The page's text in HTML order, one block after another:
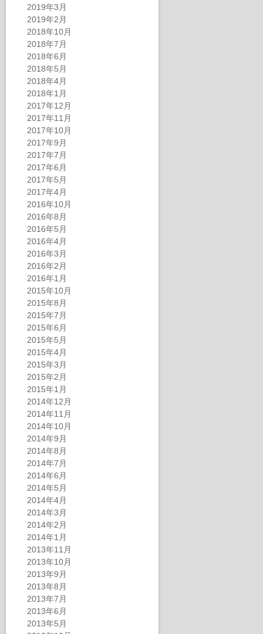
2019年3月
2019年2月
2018年10月
2018年7月
2018年6月
2018年5月
2018年4月
2018年1月
2017年12月
2017年11月
2017年10月
2017年9月
2017年7月
2017年6月
2017年5月
2017年4月
2016年10月
2016年8月
2016年5月
2016年4月
2016年3月
2016年2月
2016年1月
2015年10月
2015年8月
2015年7月
2015年6月
2015年5月
2015年4月
2015年3月
2015年2月
2015年1月
2014年12月
2014年11月
2014年10月
2014年9月
2014年8月
2014年7月
2014年6月
2014年5月
2014年4月
2014年3月
2014年2月
2014年1月
2013年11月
2013年10月
2013年9月
2013年8月
2013年7月
2013年6月
2013年5月